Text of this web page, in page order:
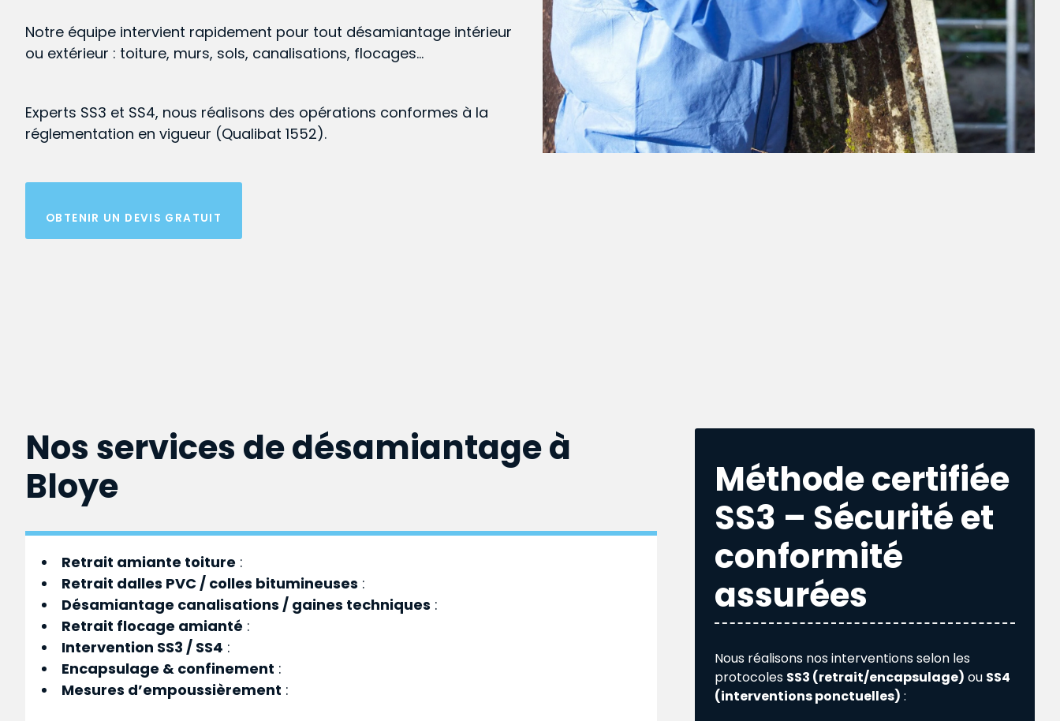
Notre équipe intervient rapidement pour tout désamiantage intérieur
ou extérieur : toiture, murs, sols, canalisations, flocages…
Experts SS3 et SS4, nous réalisons des opérations conformes à la
réglementation en vigueur (Qualibat 1552).
OBTENIR UN DEVIS GRATUIT
Nos services de désamiantage à
Bloye
Retrait amiante toiture :
Retrait dalles PVC / colles bitumineuses :
Désamiantage canalisations / gaines techniques :
Retrait flocage amianté :
Intervention SS3 / SS4 :
Encapsulage & confinement :
Mesures d’empoussièrement :
Méthode certifiée
SS3 – Sécurité et
conformité
assurées
Nous réalisons nos interventions selon les
protocoles SS3 (retrait/encapsulage) ou SS4
(interventions ponctuelles) :